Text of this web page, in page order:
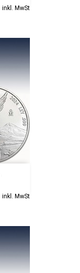
inkl. MwSt
inkl. MwSt